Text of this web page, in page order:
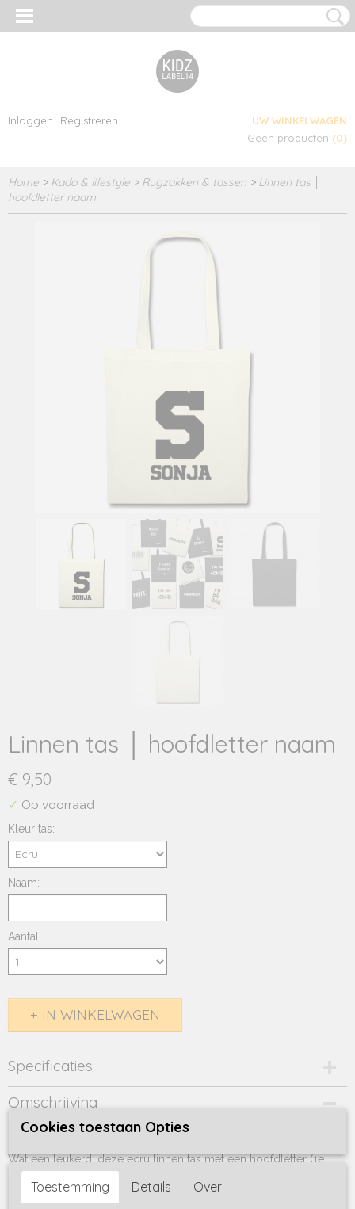
Inloggen Registreren
UW WINKELWAGEN
Geen producten (0)
Home > Kado & lifestyle > Rugzakken & tassen > Linnen tas │
hoofdletter naam
Linnen tas │ hoofdletter naam
€ 9,50
✓ Op voorraad
Kleur tas:
Naam:
Aantal
IN WINKELWAGEN
Specificaties
Productcode
427-998
Omschrijving
Ecru linnen tas met de tekst '-naam-'
Wat een leukerd, deze ecru linnen tas met een hoofdletter (1e
letter v.d. naam) en de naam erop.
Cookies toestaan Opties
Toestemming Details Over